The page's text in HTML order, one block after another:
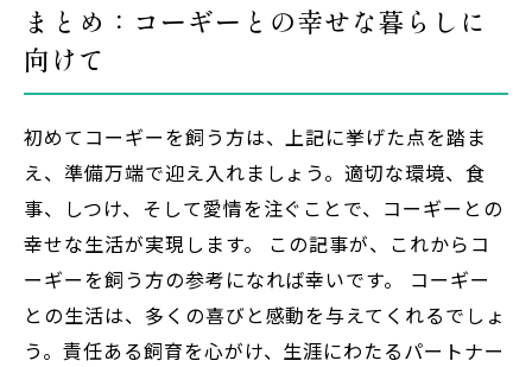
まとめ：コーギーとの幸せな暮らしに
向けて
初めてコーギーを飼う方は、上記に挙げた点を踏ま
え、準備万端で迎え入れましょう。適切な環境、食
事、しつけ、そして愛情を注ぐことで、コーギーとの
幸せな生活が実現します。 この記事が、これからコ
ーギーを飼う方の参考になれば幸いです。 コーギー
との生活は、多くの喜びと感動を与えてくれるでしょ
う。責任ある飼育を心がけ、生涯にわたるパートナー